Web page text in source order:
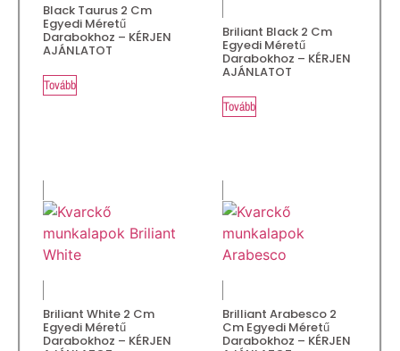
Black Taurus 2 Cm
Egyedi Méretű
Darabokhoz – KÉRJEN
AJÁNLATOT
Tovább
Briliant Black 2 Cm
Egyedi Méretű
Darabokhoz – KÉRJEN
AJÁNLATOT
Tovább
Briliant White 2 Cm
Egyedi Méretű
Darabokhoz – KÉRJEN
Brilliant Arabesco 2
Cm Egyedi Méretű
Darabokhoz – KÉRJEN